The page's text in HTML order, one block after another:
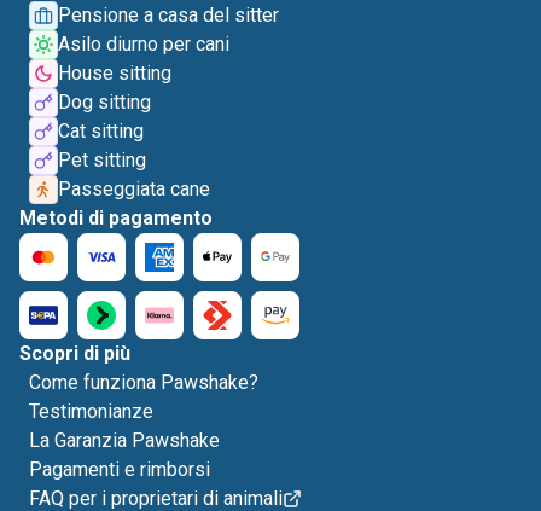
Pensione a casa del sitter
Asilo diurno per cani
House sitting
Dog sitting
Cat sitting
Pet sitting
Passeggiata cane
Metodi di pagamento
Scopri di più
Come funziona Pawshake?
Testimonianze
La Garanzia Pawshake
Pagamenti e rimborsi
FAQ per i proprietari di animali